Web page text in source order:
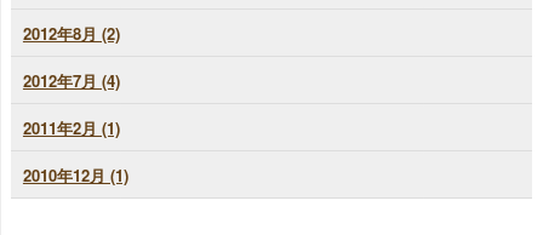
2012年8月 (2)
2012年7月 (4)
2011年2月 (1)
2010年12月 (1)